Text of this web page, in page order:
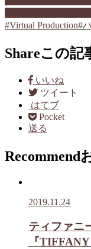
#Virtual Production#
Shareこの記
いいね
ツイート
はてブ
Pocket
送る
Recommend
2019.11.24
ティファニ
『